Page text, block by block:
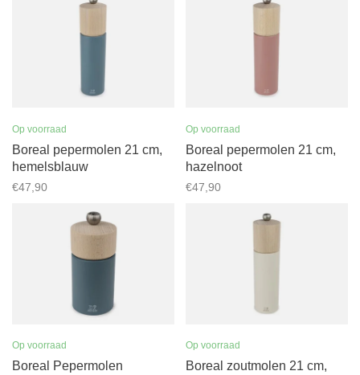
Op voorraad
Boreal pepermolen 21 cm,
hemelsblauw
€47,90
Op voorraad
Boreal pepermolen 21 cm,
hazelnoot
€47,90
Op voorraad
Boreal Pepermolen
Op voorraad
Boreal zoutmolen 21 cm,